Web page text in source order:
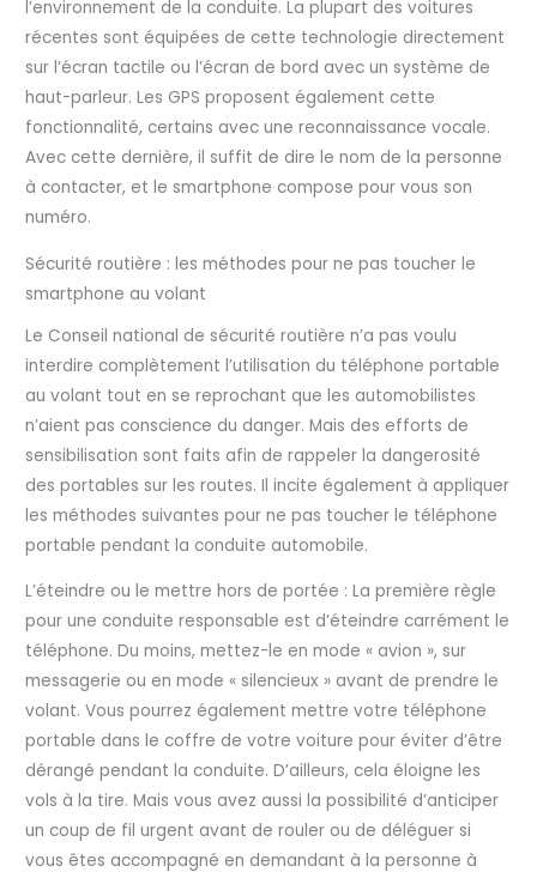
l’environnement de la conduite. La plupart des voitures
récentes sont équipées de cette technologie directement
sur l’écran tactile ou l’écran de bord avec un système de
haut-parleur. Les GPS proposent également cette
fonctionnalité, certains avec une reconnaissance vocale.
Avec cette dernière, il suffit de dire le nom de la personne
à contacter, et le smartphone compose pour vous son
numéro.
Sécurité routière : les méthodes pour ne pas toucher le
smartphone au volant
Le Conseil national de sécurité routière n’a pas voulu
interdire complètement l’utilisation du téléphone portable
au volant tout en se reprochant que les automobilistes
n’aient pas conscience du danger. Mais des efforts de
sensibilisation sont faits afin de rappeler la dangerosité
des portables sur les routes. Il incite également à appliquer
les méthodes suivantes pour ne pas toucher le téléphone
portable pendant la conduite automobile.
L’éteindre ou le mettre hors de portée : La première règle
pour une conduite responsable est d’éteindre carrément le
téléphone. Du moins, mettez-le en mode « avion », sur
messagerie ou en mode « silencieux » avant de prendre le
volant. Vous pourrez également mettre votre téléphone
portable dans le coffre de votre voiture pour éviter d’être
dérangé pendant la conduite. D’ailleurs, cela éloigne les
vols à la tire. Mais vous avez aussi la possibilité d’anticiper
un coup de fil urgent avant de rouler ou de déléguer si
vous êtes accompagné en demandant à la personne à